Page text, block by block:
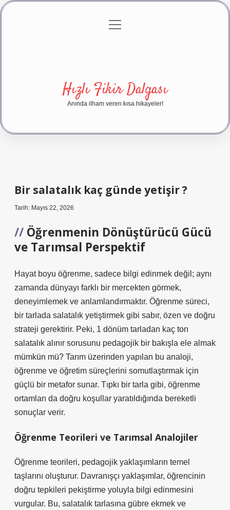
Gizlilik Politikası
menüyü
Hızlı Fikir Dalgası
Anında ilham veren kısa hikayeler!
Bir salatalık kaç günde yetişir ?
Tarih: Mayıs 22, 2026
Öğrenmenin Dönüştürücü Gücü
ve Tarımsal Perspektif
Hayat boyu öğrenme, sadece bilgi edinmek değil; aynı
zamanda dünyayı farklı bir mercekten görmek,
deneyimlemek ve anlamlandırmaktır. Öğrenme süreci,
bir tarlada salatalık yetiştirmek gibi sabır, özen ve doğru
strateji gerektirir. Peki, 1 dönüm tarladan kaç ton
salatalık alınır sorusunu pedagojik bir bakışla ele almak
mümkün mü? Tarım üzerinden yapılan bu analoji,
öğrenme ve öğretim süreçlerini somutlaştırmak için
güçlü bir metafor sunar. Tıpkı bir tarla gibi, öğrenme
ortamları da doğru koşullar yaratıldığında bereketli
sonuçlar verir.
Öğrenme Teorileri ve Tarımsal Analojiler
Öğrenme teorileri, pedagojik yaklaşımların temel
taşlarını oluşturur. Davranışçı yaklaşımlar, öğrencinin
doğru tepkileri pekiştirme yoluyla bilgi edinmesini
vurgular. Bu, salatalık tarlasına gübre ekmek ve